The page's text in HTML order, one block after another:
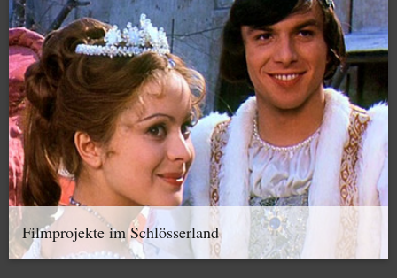
Filmprojekte im Schlösserland